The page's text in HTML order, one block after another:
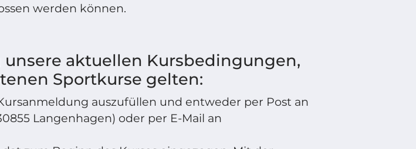
werden können.
aktuellen Kursbedingungen,
Sportkurse gelten:
auszufüllen und entweder per Post an
Langenhagen) oder per E-Mail an